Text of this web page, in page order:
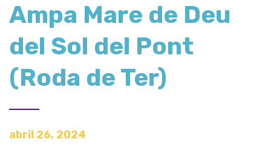
Ampa Mare de Deu
del Sol del Pont
(Roda de Ter)
abril 26, 2024